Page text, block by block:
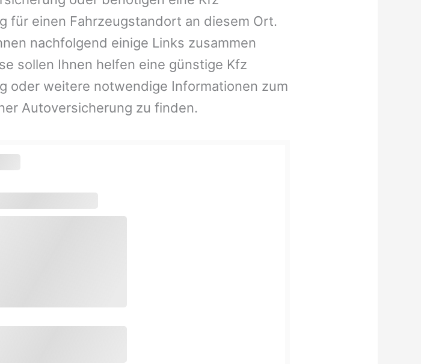
für einen Fahrzeugstandort an diesem Ort.
nachfolgend einige Links zusammen
sollen Ihnen helfen eine günstige Kfz
oder weitere notwendige Informationen zum
Autoversicherung zu finden.